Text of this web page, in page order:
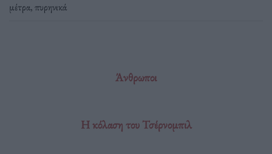
μέτρα,πυρηνικά
Άνθρωποι
Η κόλαση του Τσέρνομπιλ